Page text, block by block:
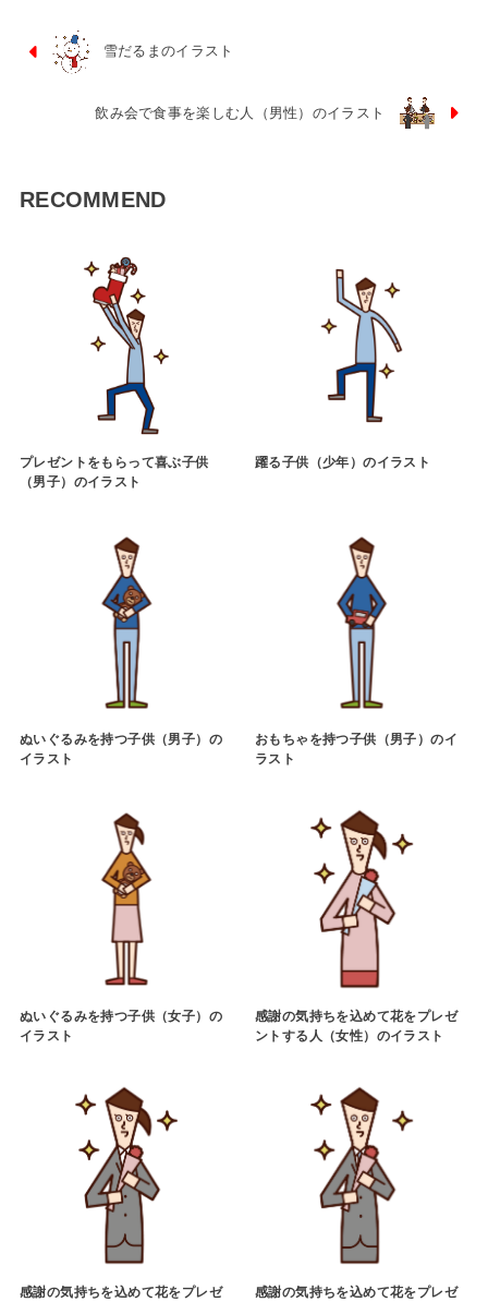
雪だるまのイラスト
飲み会で食事を楽しむ人（男性）のイラスト
RECOMMEND
プレゼントをもらって喜ぶ子供
（男子）のイラスト
躍る子供（少年）のイラスト
ぬいぐるみを持つ子供（男子）の
イラスト
おもちゃを持つ子供（男子）のイ
ラスト
ぬいぐるみを持つ子供（女子）の
イラスト
感謝の気持ちを込めて花をプレゼ
ントする人（女性）のイラスト
感謝の気持ちを込めて花をプレゼ
感謝の気持ちを込めて花をプレゼ